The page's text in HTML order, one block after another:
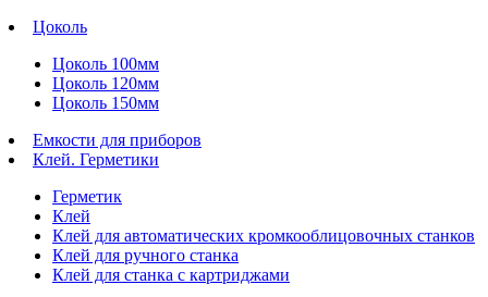
Цоколь
Цоколь 100мм
Цоколь 120мм
Цоколь 150мм
Емкости для приборов
Клей. Герметики
Герметик
Клей
Клей для автоматических кромкооблицовочных станков
Клей для ручного станка
Клей для станка с картриджами